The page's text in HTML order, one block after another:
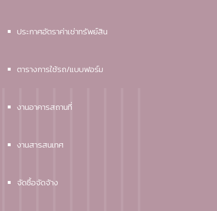
ประกาศอัตราค่าเช่าทรัพย์สิน
ตารางการใช้รถ/แบบฟอร์ม
งานอาคารสถานที่
งานสารสนเทศ
จัดซื้อจัดจ้าง